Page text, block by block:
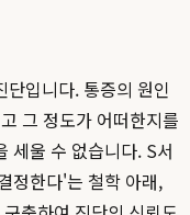
입니다. 통증의 원인
그 정도가 어떠한지를
세울 수 없습니다. S서
정한다'는 철학 아래,